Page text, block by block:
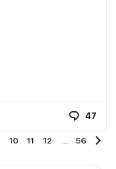
47
10 11 12 56